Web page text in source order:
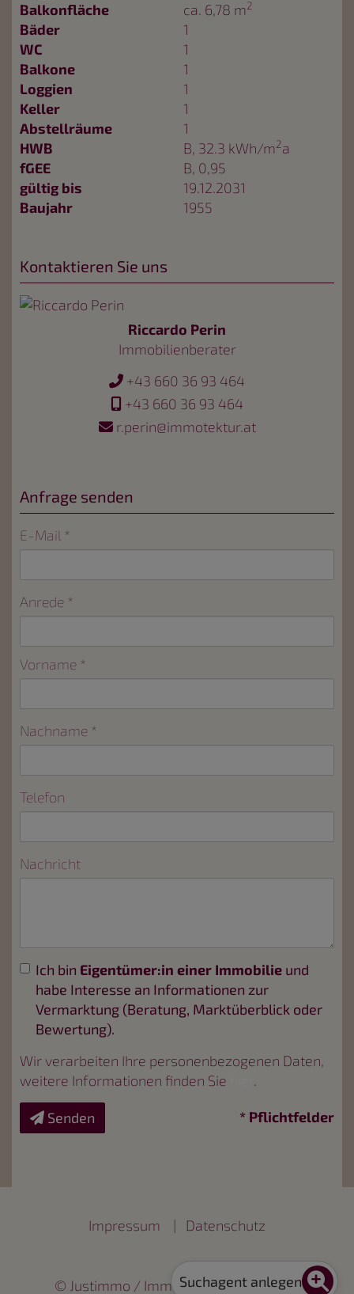
Balkonfläche ca. 6,78 m2
Bäder
1
WC
1
Balkone
1
Loggien
1
Keller
1
Abstellräume
1
HWB
B, 32.3 kWh/m2a
fGEE
B, 0,95
gültig bis
19.12.2031
Baujahr
1955
Kontaktieren Sie uns
Riccardo Perin
Immobilienberater
+43 660 36 93 464
+43 660 36 93 464
r.perin@immotektur.at
Anfrage senden
E-Mail
Anrede
Vorname
Nachname
Telefon
Nachricht
Ich bin Eigentümer:in einer Immobilie und
habe Interesse an Informationen zur
Vermarktung (Beratung, Marktüberblick oder
Bewertung).
Wir verarbeiten Ihre personenbezogenen Daten,
weitere Informationen finden Sie
.
Senden * Pflichtfelder
Impressum | Datenschutz
© Justimmo / Immobiliensoftwareund
Suchagent anlegen